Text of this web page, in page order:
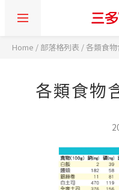
Home / 部落格列表 /各類食
各類食物